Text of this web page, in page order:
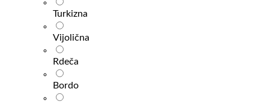
Turkizna
Vijolična
Rdeča
Bordo